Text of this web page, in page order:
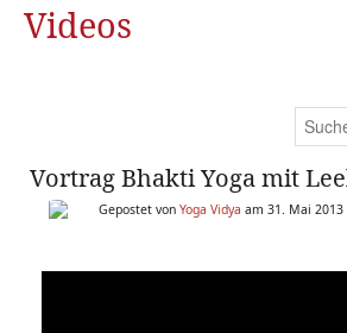
Videos
Vortrag Bhakti Yoga mit
Gepostet von Yoga Vidya am 31. Mai 2013